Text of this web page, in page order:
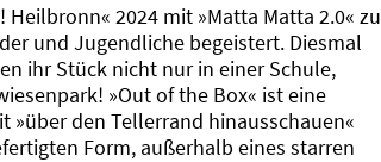
2024 mit »Matta Matta 2.0« zu
und Jugendliche begeistert. Diesmal
ihr Stück nicht nur in einer Schule,
»Out of the Box« ist eine
»über den Tellerrand hinausschauen«
Form, außerhalb eines starren